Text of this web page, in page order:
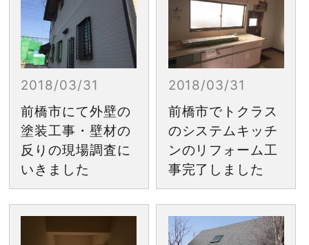
2018/03/31
前橋市にて外壁の
塗装工事・壁材の
反りの現場調査に
いきました
2018/03/31
前橋市でトクラス
のシステムキッチ
ンのリフォーム工
事完了しました